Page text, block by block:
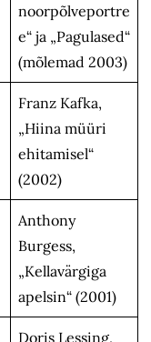
noorpõlveportre
e“ ja „Pagulased“
(mõlemad 2003)
Franz Kafka,
„Hiina müüri
ehitamisel“
(2002)
Anthony
Burgess,
„Kellavärgiga
apelsin“ (2001)
Doris Lessing,